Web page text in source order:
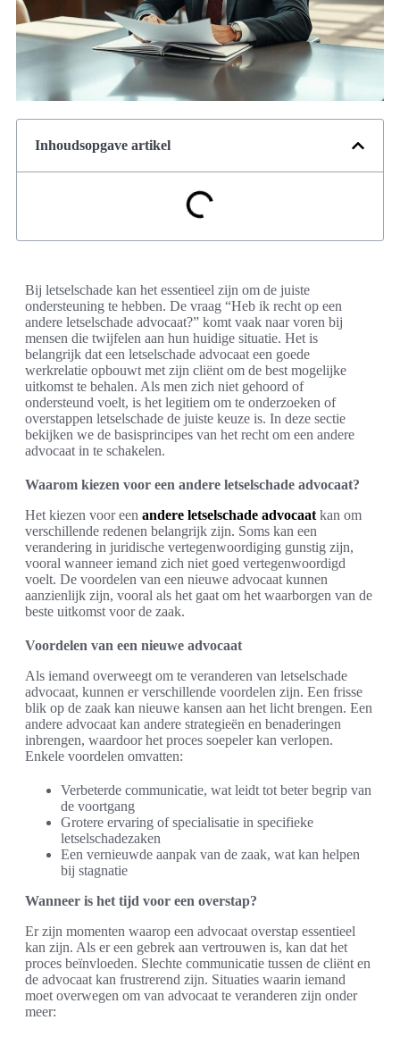
Inhoudsopgave artikel
Bij letselschade kan het essentieel zijn om de juiste
ondersteuning te hebben. De vraag “Heb ik recht op een
andere letselschade advocaat?” komt vaak naar voren bij
mensen die twijfelen aan hun huidige situatie. Het is
belangrijk dat een letselschade advocaat een goede
werkrelatie opbouwt met zijn cliënt om de best mogelijke
uitkomst te behalen. Als men zich niet gehoord of
ondersteund voelt, is het legitiem om te onderzoeken of
overstappen letselschade de juiste keuze is. In deze sectie
bekijken we de basisprincipes van het recht om een andere
advocaat in te schakelen.
Waarom kiezen voor een andere letselschade advocaat?
Het kiezen voor een andere letselschade advocaat kan om
verschillende redenen belangrijk zijn. Soms kan een
verandering in juridische vertegenwoordiging gunstig zijn,
vooral wanneer iemand zich niet goed vertegenwoordigd
voelt. De voordelen van een nieuwe advocaat kunnen
aanzienlijk zijn, vooral als het gaat om het waarborgen van de
beste uitkomst voor de zaak.
Voordelen van een nieuwe advocaat
Als iemand overweegt om te veranderen van letselschade
advocaat, kunnen er verschillende voordelen zijn. Een frisse
blik op de zaak kan nieuwe kansen aan het licht brengen. Een
andere advocaat kan andere strategieën en benaderingen
inbrengen, waardoor het proces soepeler kan verlopen.
Enkele voordelen omvatten:
Verbeterde communicatie, wat leidt tot beter begrip van
de voortgang
Grotere ervaring of specialisatie in specifieke
letselschadezaken
Een vernieuwde aanpak van de zaak, wat kan helpen
bij stagnatie
Wanneer is het tijd voor een overstap?
Er zijn momenten waarop een advocaat overstap essentieel
kan zijn. Als er een gebrek aan vertrouwen is, kan dat het
proces beïnvloeden. Slechte communicatie tussen de cliënt en
de advocaat kan frustrerend zijn. Situaties waarin iemand
moet overwegen om van advocaat te veranderen zijn onder
meer: